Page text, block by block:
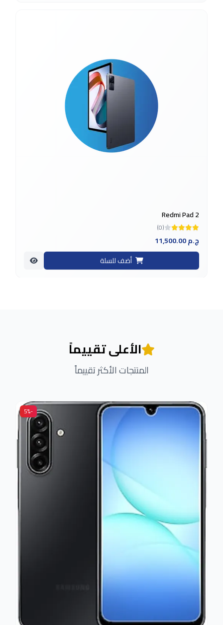
Redmi Pad 2
(0)
11,500.00 ج.م
أضف للسلة
الأعلى تقييماً
المنتجات الأكثر تقييماً
-5%